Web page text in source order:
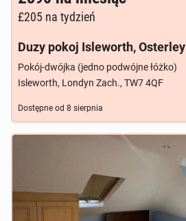
£205 na tydzień
Duzy pokoj Isleworth, Osterley
Pokój-dwójka (jedno podwójne łóżko)
Isleworth, Londyn Zach., TW7 4QF
Dostępne od 8 sierpnia